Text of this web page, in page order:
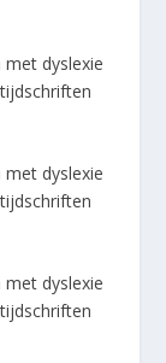
dyslexie
dyslexie
dyslexie